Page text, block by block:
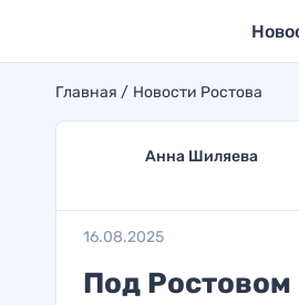
Главная Новости Ростова
Анна Шиляева
16.08.2025
Под Ростовом